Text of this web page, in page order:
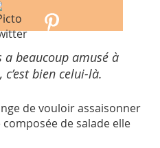
beaucoup amusé à
bien celui-là.
de vouloir assaisonner
de salade elle